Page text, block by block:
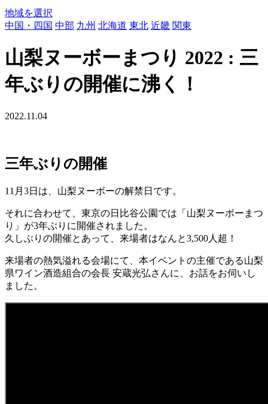
地域を選択
中国・四国 中部 九州 北海道 東北 近畿 関東
山梨ヌーボーまつり 2022 : 三
年ぶりの開催に沸く！
2022.11.04
三年ぶりの開催
11月3日は、山梨ヌーボーの解禁日です。
それに合わせて、東京の日比谷公園では「山梨ヌーボーまつ
り」が3年ぶりに開催されました。
久しぶりの開催とあって、来場者はなんと3,500人超！
来場者の熱気溢れる会場にて、本イベントの主催である山梨
県ワイン酒造組合の会長 安蔵光弘さんに、お話をお伺いし
ました。